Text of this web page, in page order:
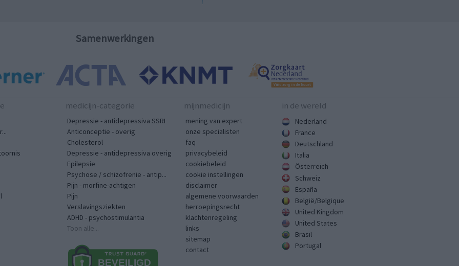
Samenwerkingen
medicijn-categorie
Depressie - antidepressiva SSRI
Anticonceptie - overig
Cholesterol
Depressie - antidepressiva overig
Epilepsie
Psychose / schizofrenie - antip...
Pijn - morfine-achtigen
Pijn
Verslavingsziekten
ADHD - psychostimulantia
Toon alle...
mijnmedicijn
mening van expert
onze specialisten
faq
privacybeleid
cookiebeleid
cookie instellingen
disclaimer
algemene voorwaarden
herroepingsrecht
klachtenregeling
links
sitemap
contact
in de wereld
Nederland
France
Deutschland
Italia
Österreich
Schweiz
España
België/Belgique
United Kingdom
United States
Brasil
Portugal